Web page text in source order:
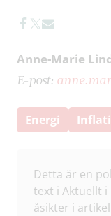
Anne-Marie
E-post:
Energi
Detta är en
text i Aktuellt
åsikter i